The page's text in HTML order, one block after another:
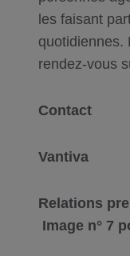
les faisant
quotidiennes.
rendez-vous
Contact
Vantiva
Image n° 7